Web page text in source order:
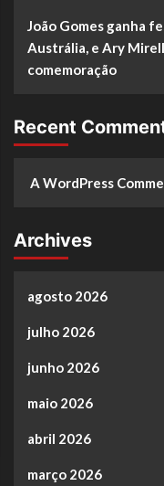
João Gomes ganha
Austrália, e Ary
comemoração
Recent
A WordPress
Archives
agosto 2026
julho 2026
junho 2026
maio 2026
abril 2026
março 2026